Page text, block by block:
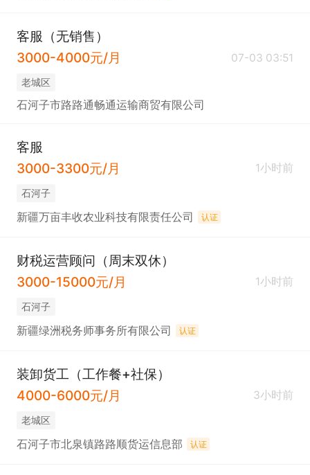
客服（无销售）
3000-4000元/月
07-03 03:51
老城区
石河子市路路通畅通运输商贸有限公司
客服
3000-3300元/月
1小时前
石河子
新疆万亩丰收农业科技有限责任公司 认证
财税运营顾问（周末双休）
3000-15000元/月
1小时前
石河子
新疆绿洲税务师事务所有限公司 认证
装卸货工（工作餐+社保）
4000-6000元/月
3小时前
老城区
石河子市北泉镇路路顺货运信息部 认证